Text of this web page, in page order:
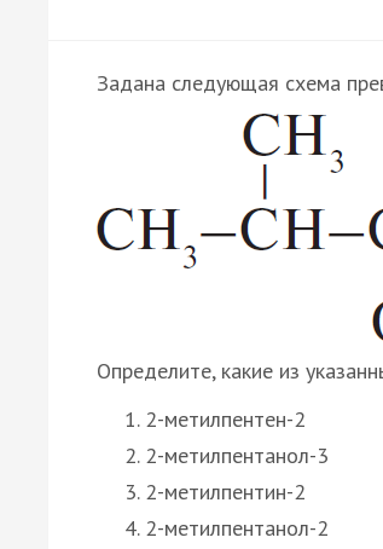
Задана следующая схема
Определите, какие из
2-метилпентен-2
2-метилпентанол-3
2-метилпентин-2
2-метилпентанол-2